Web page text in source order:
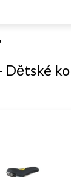
Dětské